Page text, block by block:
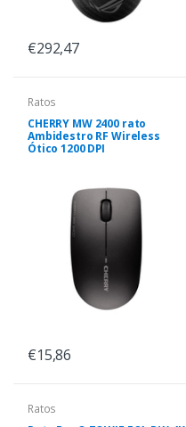
€292,47
Ratos
CHERRY MW 2400 rato
Ambidestro RF Wireless
Ótico 1200 DPI
€15,86
Ratos